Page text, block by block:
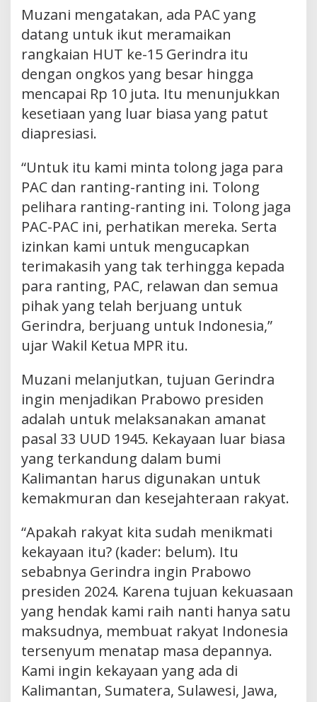
Muzani mengatakan, ada PAC yang
datang untuk ikut meramaikan
rangkaian HUT ke-15 Gerindra itu
dengan ongkos yang besar hingga
mencapai Rp 10 juta. Itu menunjukkan
kesetiaan yang luar biasa yang patut
diapresiasi.
“Untuk itu kami minta tolong jaga para
PAC dan ranting-ranting ini. Tolong
pelihara ranting-ranting ini. Tolong jaga
PAC-PAC ini, perhatikan mereka. Serta
izinkan kami untuk mengucapkan
terimakasih yang tak terhingga kepada
para ranting, PAC, relawan dan semua
pihak yang telah berjuang untuk
Gerindra, berjuang untuk Indonesia,”
ujar Wakil Ketua MPR itu.
Muzani melanjutkan, tujuan Gerindra
ingin menjadikan Prabowo presiden
adalah untuk melaksanakan amanat
pasal 33 UUD 1945. Kekayaan luar biasa
yang terkandung dalam bumi
Kalimantan harus digunakan untuk
kemakmuran dan kesejahteraan rakyat.
“Apakah rakyat kita sudah menikmati
kekayaan itu? (kader: belum). Itu
sebabnya Gerindra ingin Prabowo
presiden 2024. Karena tujuan kekuasaan
yang hendak kami raih nanti hanya satu
maksudnya, membuat rakyat Indonesia
tersenyum menatap masa depannya.
Kami ingin kekayaan yang ada di
Kalimantan, Sumatera, Sulawesi, Jawa,